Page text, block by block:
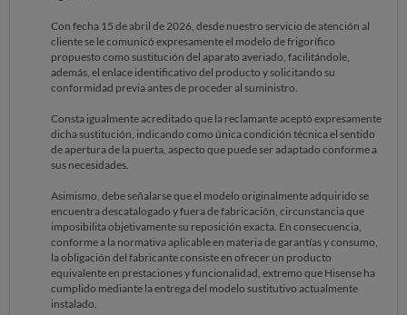
DESAPARECER EL CONCEPTO "SIDE BY SIDE" POR EL QUE SE
ADQUIRIÓ EL CONJUNTO.
TRASLADÉ INMEDIATAMENTE MI DISCONFORMIDAD A
ATENCIÓN AL CLIENTE Y SOLICITÉ UNA SOLUCIÓN
ÚNICAMENTE EN QUE EL MODELO ORIGINAL ESTÁ
DESCATALOGADO Y EN QUE ACEPTÉ EL MODELO OFRECIDO.
QUIERO MANIFESTAR QUE NO CONSIDERO QUE LA
CONSUMIDOR, ESPECIALMENTE CUANDO LA INCIDENCIA SE
PRODUCE ESTANDO EL PRODUCTO EN GARANTÍA. ENTIENDO
QUE LA SOLUCIÓN APORTADA POR LA MARCA DEBERÍA
GARANTIZAR EL MANTENIMIENTO DE LAS CARACTERÍSTICAS
ESENCIALES DEL CONJUNTO ORIGINALMENTE ADQUIRIDO,
INCLUYENDO SU UNIFORMIDAD ESTÉTICA Y EL CONCEPTO
"SIDE BY SIDE" CON EL QUE FUE COMERCIALIZADO.
Con fecha 15 de abril de 2026, desde nuestro servicio de atención al
cliente se le comunicó expresamente el modelo de frigorífico
propuesto como sustitución del aparato averiado, facilitándole,
además, el enlace identificativo del producto y solicitando su
conformidad previa antes de proceder al suministro.
Consta igualmente acreditado que la reclamante aceptó expresamente
dicha sustitución, indicando como única condición técnica el sentido
de apertura de la puerta, aspecto que puede ser adaptado conforme a
sus necesidades.
Asimismo, debe señalarse que el modelo originalmente adquirido se
encuentra descatalogado y fuera de fabricación, circunstancia que
imposibilita objetivamente su reposición exacta. En consecuencia,
conforme a la normativa aplicable en materia de garantías y consumo,
la obligación del fabricante consiste en ofrecer un producto
equivalente en prestaciones y funcionalidad, extremo que Hisense ha
cumplido mediante la entrega del modelo sustitutivo actualmente
instalado.